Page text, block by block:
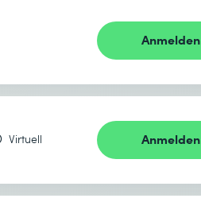
Anmelden
Virtuell Anmelden